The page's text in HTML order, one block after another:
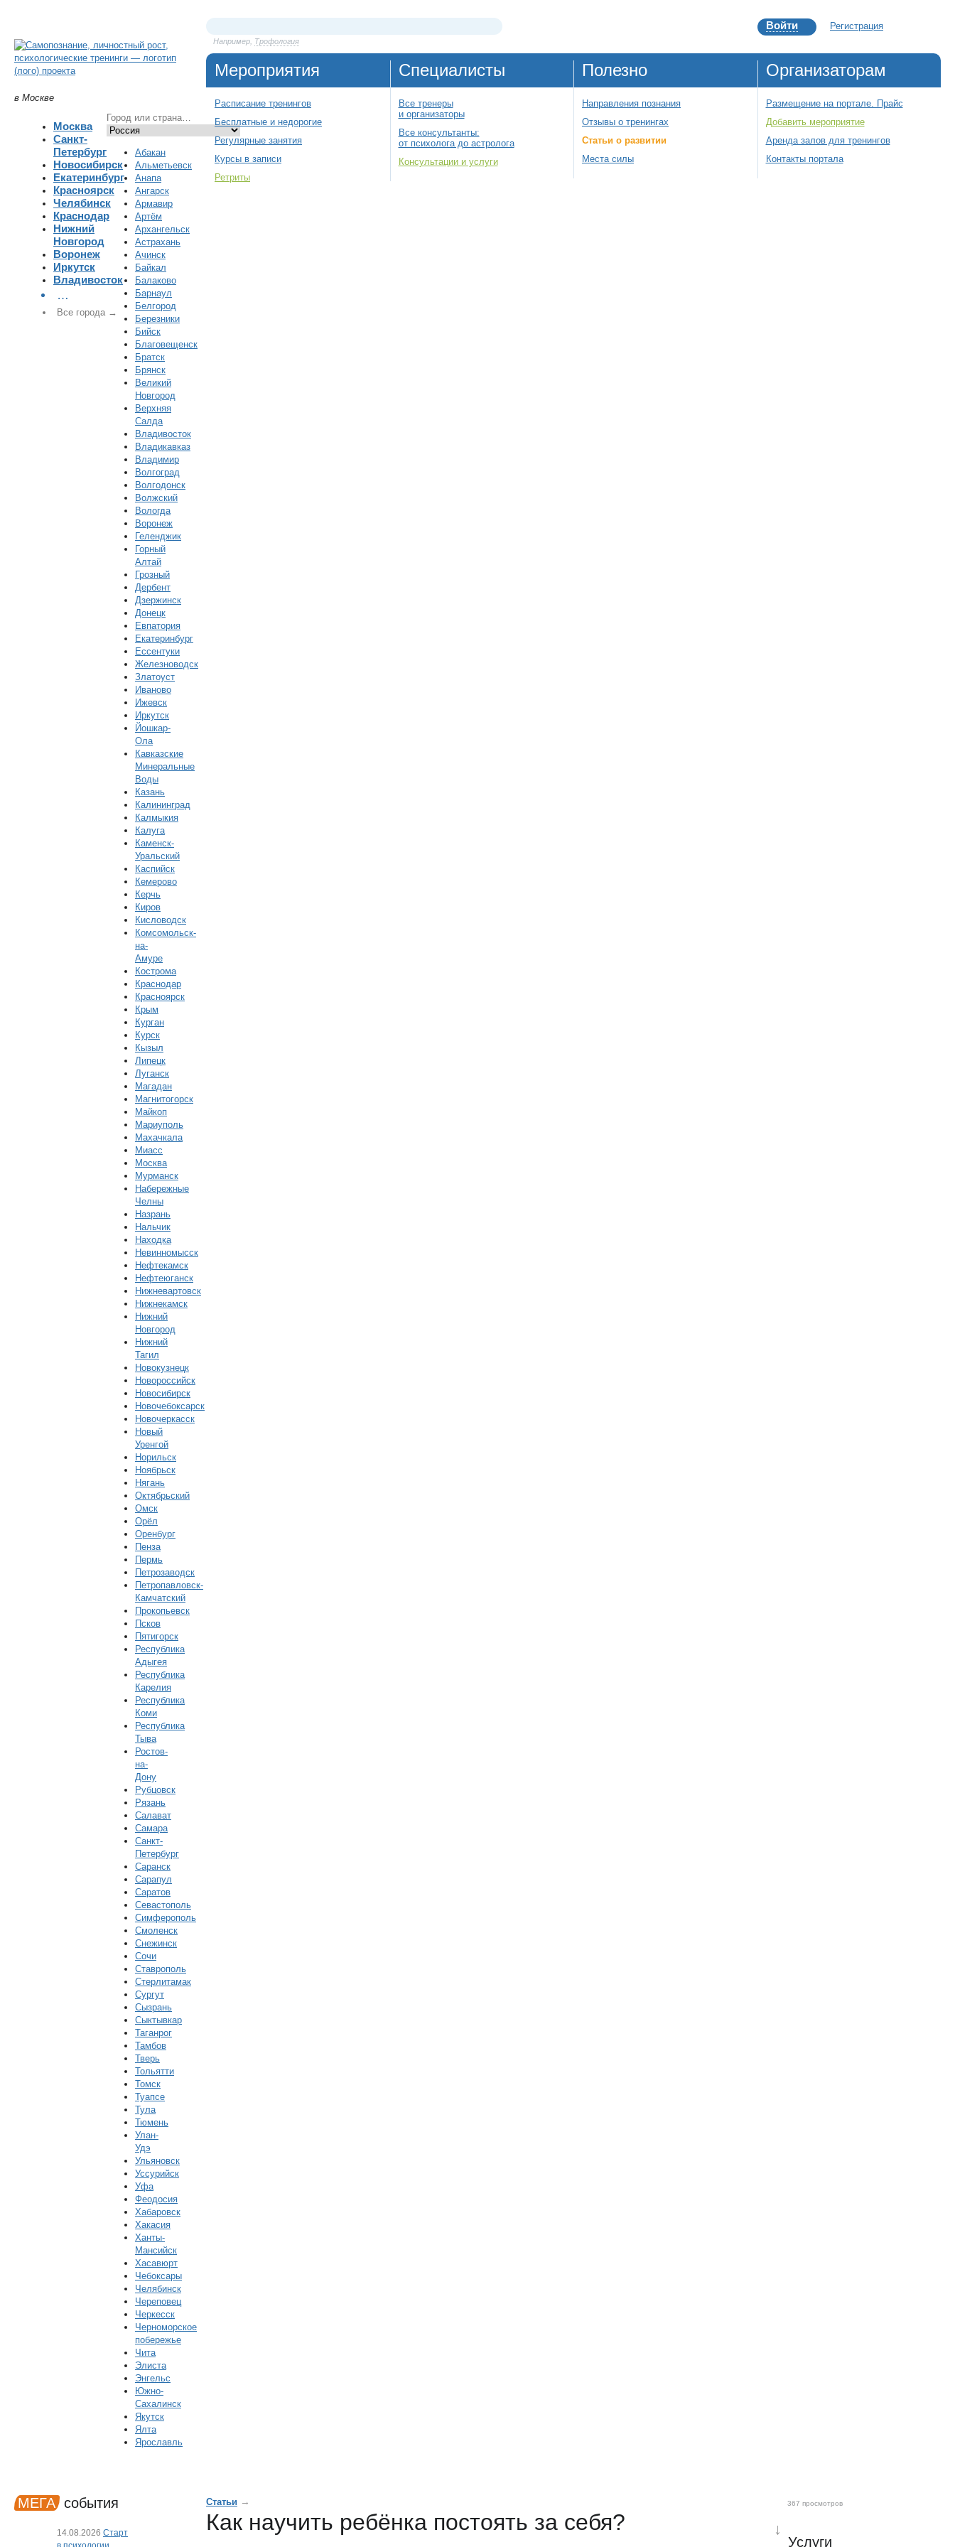
в Москве
Москва
Санкт-
Петербург
Новосибирск
Екатеринбург
Красноярск
Челябинск
Краснодар
Нижний
Новгород
Воронеж
Иркутск
Владивосток
…
Все города →
Абакан
Альметьевск
Анапа
Ангарск
Армавир
Артём
Архангельск
Астрахань
Ачинск
Байкал
Балаково
Барнаул
Белгород
Березники
Бийск
Благовещенск
Братск
Брянск
Великий
Новгород
Верхняя
Салда
Владивосток
Владикавказ
Владимир
Волгоград
Волгодонск
Волжский
Вологда
Воронеж
Геленджик
Горный
Алтай
Грозный
Дербент
Дзержинск
Донецк
Евпатория
Екатеринбург
Ессентуки
Железноводск
Златоуст
Иваново
Ижевск
Иркутск
Йошкар-
Ола
Кавказские
Минеральные
Воды
Казань
Калининград
Калмыкия
Калуга
Каменск-
Уральский
Каспийск
Кемерово
Керчь
Киров
Кисловодск
Комсомольск-
на-
Амуре
Кострома
Краснодар
Красноярск
Крым
Курган
Курск
Кызыл
Липецк
Луганск
Магадан
Магнитогорск
Майкоп
Мариуполь
Махачкала
Миасс
Москва
Мурманск
Набережные
Челны
Назрань
Нальчик
Находка
Невинномысск
Нефтекамск
Нефтеюганск
Нижневартовск
Нижнекамск
Нижний
Новгород
Нижний
Тагил
Новокузнецк
Новороссийск
Новосибирск
Новочебоксарск
Новочеркасск
Новый
Уренгой
Норильск
Ноябрьск
Нягань
Октябрьский
Омск
Орёл
Оренбург
Пенза
Пермь
Петрозаводск
Петропавловск-
Камчатский
Прокопьевск
Псков
Пятигорск
Республика
Адыгея
Республика
Карелия
Республика
Коми
Республика
Тыва
Ростов-
на-
Дону
Рубцовск
Рязань
Салават
Самара
Санкт-
Петербург
Саранск
Сарапул
Саратов
Севастополь
Симферополь
Смоленск
Снежинск
Сочи
Ставрополь
Стерлитамак
Сургут
Сызрань
Сыктывкар
Таганрог
Тамбов
Тверь
Тольятти
Томск
Туапсе
Тула
Тюмень
Улан-
Удэ
Ульяновск
Уссурийск
Уфа
Феодосия
Хабаровск
Хакасия
Ханты-
Мансийск
Хасавюрт
Чебоксары
Челябинск
Череповец
Черкесск
Черноморское
побережье
Чита
Элиста
Энгельс
Южно-
Сахалинск
Якутск
Ялта
Ярославль
Например, Трофология
Войти Регистрация
Мероприятия
Расписание тренингов
Бесплатные и недорогие
Регулярные занятия
Курсы в записи
Ретриты
Специалисты
Все тренеры
и организаторы
Все консультанты:
от психолога до астролога
Консультации и услуги
Полезно
Направления познания
Отзывы о тренингах
Статьи о развитии
Места силы
Организаторам
Размещение на портале. Прайс
Добавить мероприятие
Аренда залов для тренингов
Контакты портала
↓
Услуги
Статьи →
Как научить ребёнка постоять за себя?
367 просмотров
МЕГА события
14.08.2026 Старт